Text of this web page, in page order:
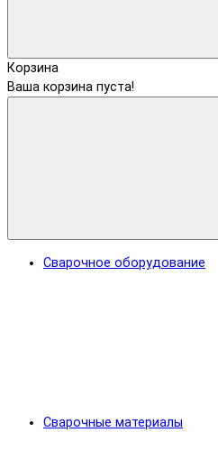
Корзина
Ваша корзина пуста!
Сварочное оборудование
Сварочные материалы